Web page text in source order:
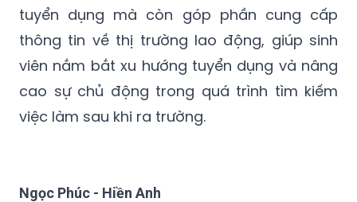
tuyển dụng mà còn góp phần cung cấp
thông tin về thị trường lao động, giúp sinh
viên nắm bắt xu hướng tuyển dụng và nâng
cao sự chủ động trong quá trình tìm kiếm
việc làm sau khi ra trường.
Ngọc Phúc - Hiền Anh